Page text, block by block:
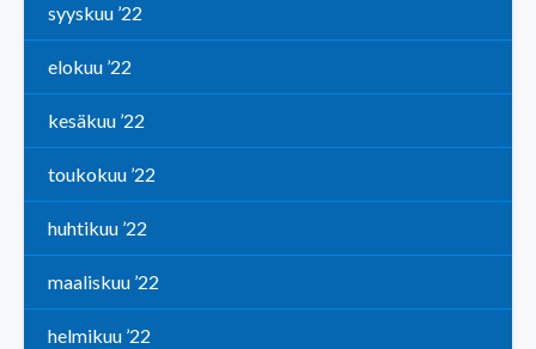
syyskuu ’22
elokuu ’22
kesäkuu ’22
toukokuu ’22
huhtikuu ’22
maaliskuu ’22
helmikuu ’22